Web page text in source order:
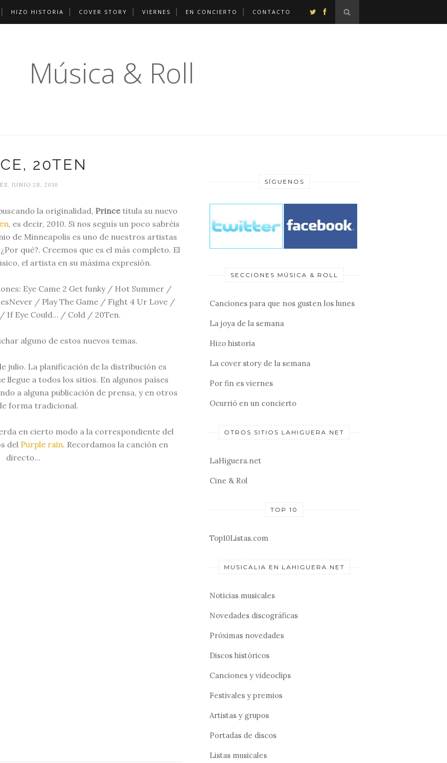
HIZO HISTORIA COVER STORY VIERNES EN CONCIERTO CONTACTO
Música & Roll
20TEN
JUNIO 28, 2010
la originalidad, Princetitula su nuevo
, es decir, 2010. Si nos seguís un poco sabréis
de Minneapolis es uno de nuestros artistas
qué?. Creemos que es el más completo. El
el artista en su máxima expresión.
Eye Came 2 Get funky / Hot Summer /
/ Play The Game / Fight 4 Ur Love /
If Eye Could… / Cold / 20Ten.
alguno de estos nuevos temas.
julio. La planificación de la distribución es
llegue a todos los sitios. En algunos países
a alguna publicación de prensa, y en otros
forma tradicional.
en cierto modo a la correspondiente del
del Purple rain. Recordamos la canción en
directo...
SÍGUENOS
SECCIONES MÚSICA & ROLL
Canciones para que nos gusten los lunes
La joya de la semana
Hizo historia
La cover story de la semana
Por fin es viernes
Ocurrió en un concierto
OTROS SITIOS LAHIGUERA.NET
LaHiguera.net
Cine & Rol
TOP 10
Top10Listas.com
MUSICALIA EN LAHIGUERA.NET
Noticias musicales
Novedades discográficas
Próximas novedades
Discos históricos
Canciones y videoclips
Festivales y premios
Artistas y grupos
Portadas de discos
Listas musicales